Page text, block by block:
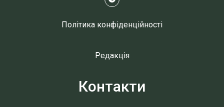
Політика конфіденційності
Редакція
Контакти